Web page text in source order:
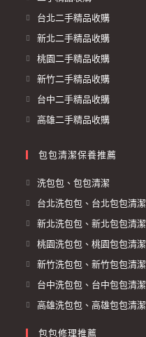
台北二手精品收購
新北二手精品收購
桃園二手精品收購
新竹二手精品收購
台中二手精品收購
高雄二手精品收購
包包清潔保養推薦
洗包包、包包清潔
台北洗包包、台北包包清潔
新北洗包包、新北包包清潔
桃園洗包包、桃園包包清潔
新竹洗包包、新竹包包清潔
台中洗包包、台中包包清潔
高雄洗包包、高雄包包清潔
包包修理推薦